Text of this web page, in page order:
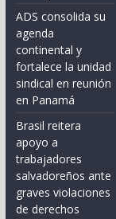
ADS consolida su
agenda
continental y
fortalece la unidad
sindical en reunión
en Panamá
Brasil reitera
apoyo a
trabajadores
salvadoreños ante
graves violaciones
de derechos